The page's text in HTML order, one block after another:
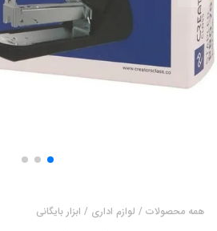
همه محصولات / لوازم اداری / ابزار بایگانی